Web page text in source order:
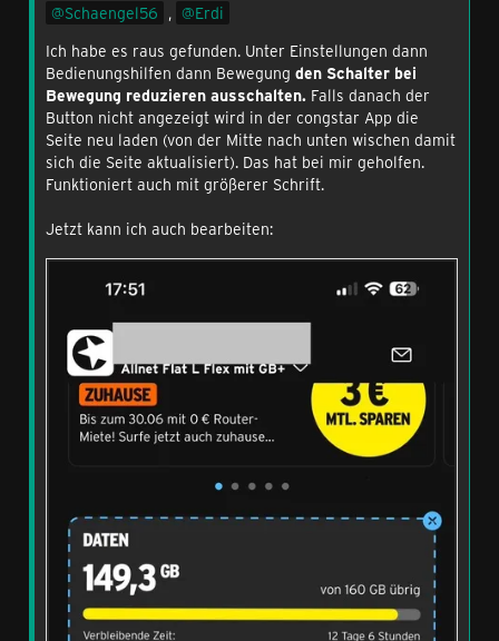
Schaengel56 ,
Erdi
Ich habe es raus gefunden. Unter Einstellungen dann
Bedienungshilfen dann Bewegung den Schalter bei
Bewegung reduzieren ausschalten. Falls danach der
Button nicht angezeigt wird in der congstar App die
Seite neu laden (von der Mitte nach unten wischen damit
sich die Seite aktualisiert). Das hat bei mir geholfen.
Funktioniert auch mit größerer Schrift.
Jetzt kann ich auch bearbeiten: